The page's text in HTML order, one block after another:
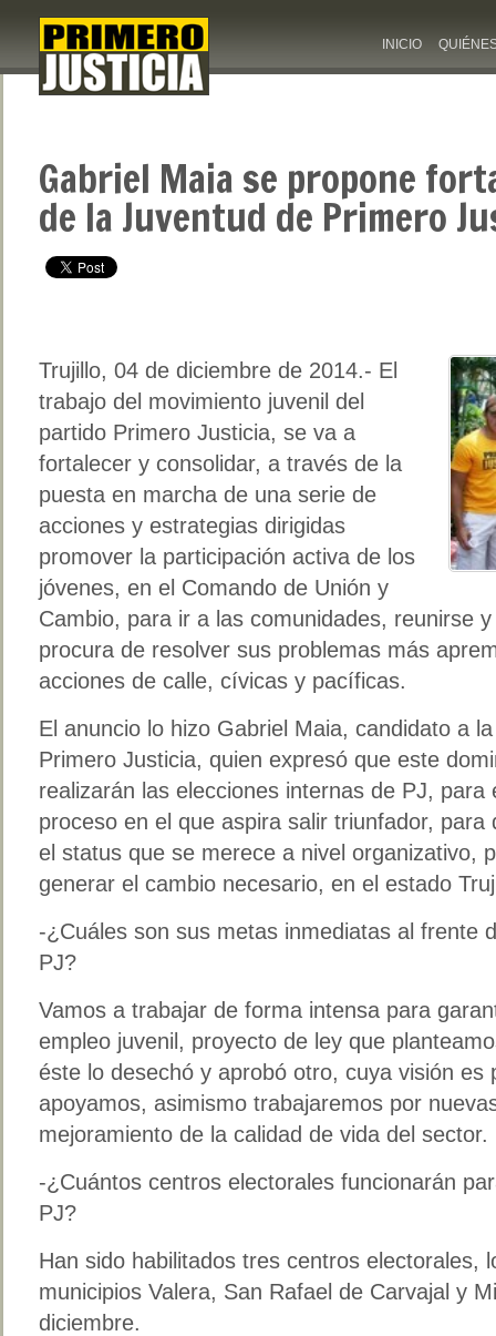
INICIO
Gabriel Maia se propone
de la Juventud de Primero
Trujillo, 04 de diciembre de 2014.- El
trabajo del movimiento juvenil del
partido Primero Justicia, se va a
fortalecer y consolidar, a través de la
puesta en marcha de una serie de
acciones y estrategias dirigidas
promover la participación activa de los
jóvenes, en el Comando de Unión y
Cambio, para ir a las comunidades, reunirse
procura de resolver sus problemas más
acciones de calle, cívicas y pacíficas.
El anuncio lo hizo Gabriel Maia, candidato a
Primero Justicia, quien expresó que este
realizarán las elecciones internas de PJ, para
proceso en el que aspira salir triunfador,
el status que se merece a nivel organizativo,
generar el cambio necesario, en el estado
-¿Cuáles son sus metas inmediatas al frente
PJ?
Vamos a trabajar de forma intensa para
empleo juvenil, proyecto de ley que
éste lo desechó y aprobó otro, cuya visión es
apoyamos, asimismo trabajaremos por
mejoramiento de la calidad de vida del sector.
-¿Cuántos centros electorales funcionarán
PJ?
Han sido habilitados tres centros electorales,
municipios Valera, San Rafael de Carvajal y
diciembre.